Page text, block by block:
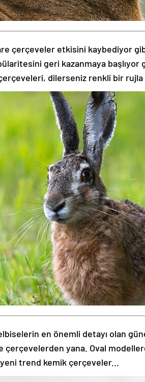
çerçeveler etkisini kaybediyor
geri kazanmaya başlıyor
dilerseniz renkli bir
en önemli detayı olan
çerçevelerden yana. Oval
trend kemik çerçeveler...